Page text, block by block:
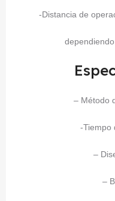
-Distancia de
– Método
-Tiempo
–
–